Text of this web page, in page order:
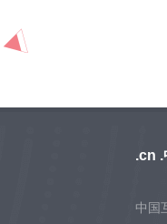
.cn .
中国